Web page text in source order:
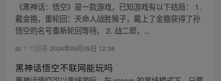
《黑神话：悟空》是一款游戏，已知游戏有以下结局： 1.
戴金箍，重轮回：天命人战胜猴子，戴上了金箍获得了孙
悟空的名号重新轮回等待。 2. 战二郎，...
1 个回答 2024年09月09日 12:38
黑神话悟空不联网能玩吗